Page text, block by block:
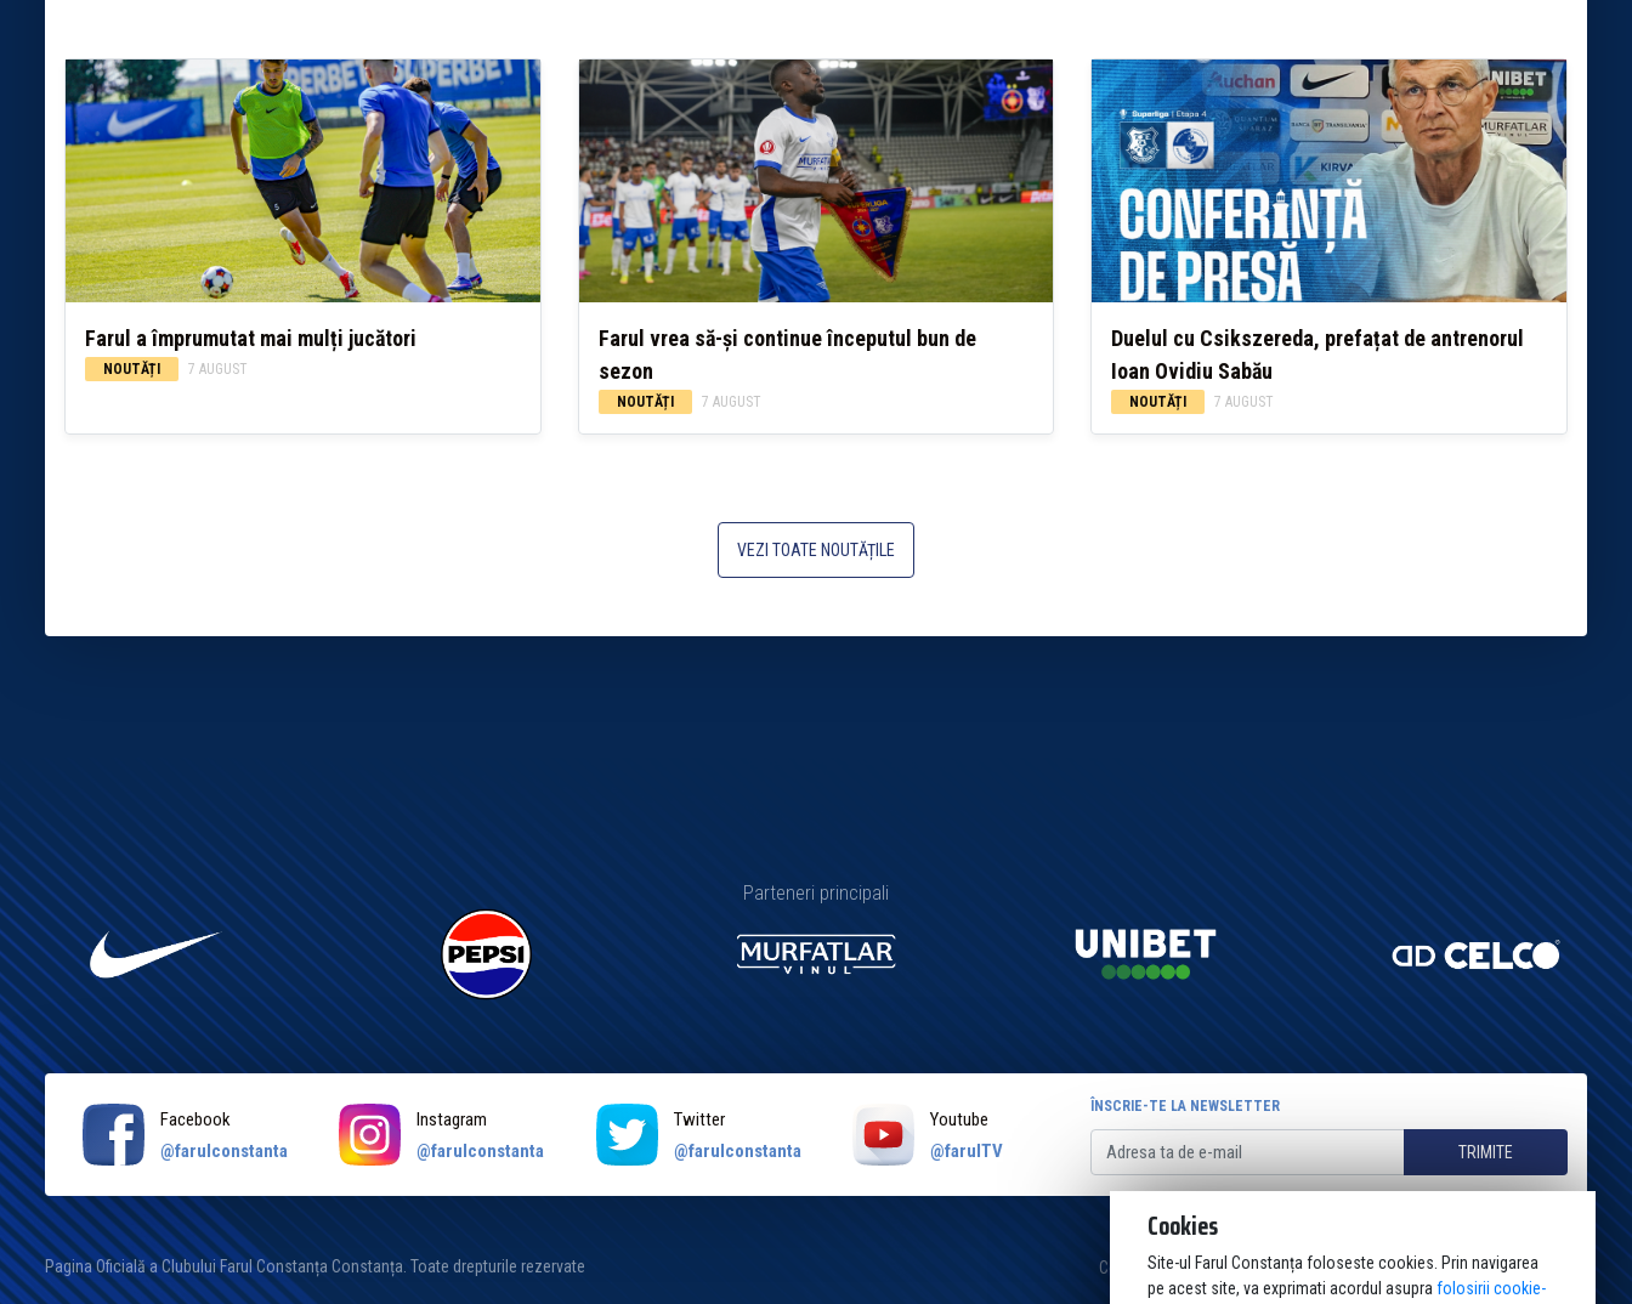
Farul a împrumutat mai mulți jucători
NOUTĂȚI 7 AUGUST
Farul vrea să-și continue începutul bun de
sezon
NOUTĂȚI 7 AUGUST
Duelul cu Csikszereda, prefațat de antrenorul
Ioan Ovidiu Sabău
NOUTĂȚI 7 AUGUST
VEZI TOATE NOUTĂȚILE
Parteneri principali
Facebook
@farulconstanta
Instagram
@farulconstanta
Twitter
@farulconstanta
Youtube
@farulTV
ÎNSCRIE-TE LA NEWSLETTER
TRIMITE
Pagina Oficială a Clubului Farul Constanța Constanța. Toate drepturile rezervate Cookies Politica de confidențialitate Termeni și condiții Contact
Cookies
Site-ul Farul Constanța foloseste cookies. Prin navigarea
pe acest site, va exprimati acordul asupra folosirii cookie-